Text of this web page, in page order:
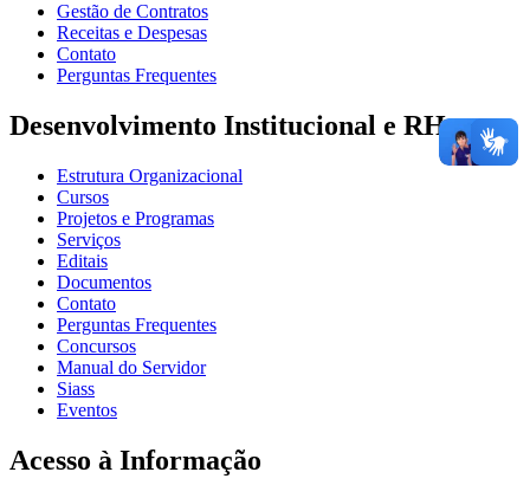
Gestão de Contratos
Receitas e Despesas
Contato
Perguntas Frequentes
Desenvolvimento Institucional e RH
Estrutura Organizacional
Cursos
Projetos e Programas
Serviços
Editais
Documentos
Contato
Perguntas Frequentes
Concursos
Manual do Servidor
Siass
Eventos
Acesso à Informação